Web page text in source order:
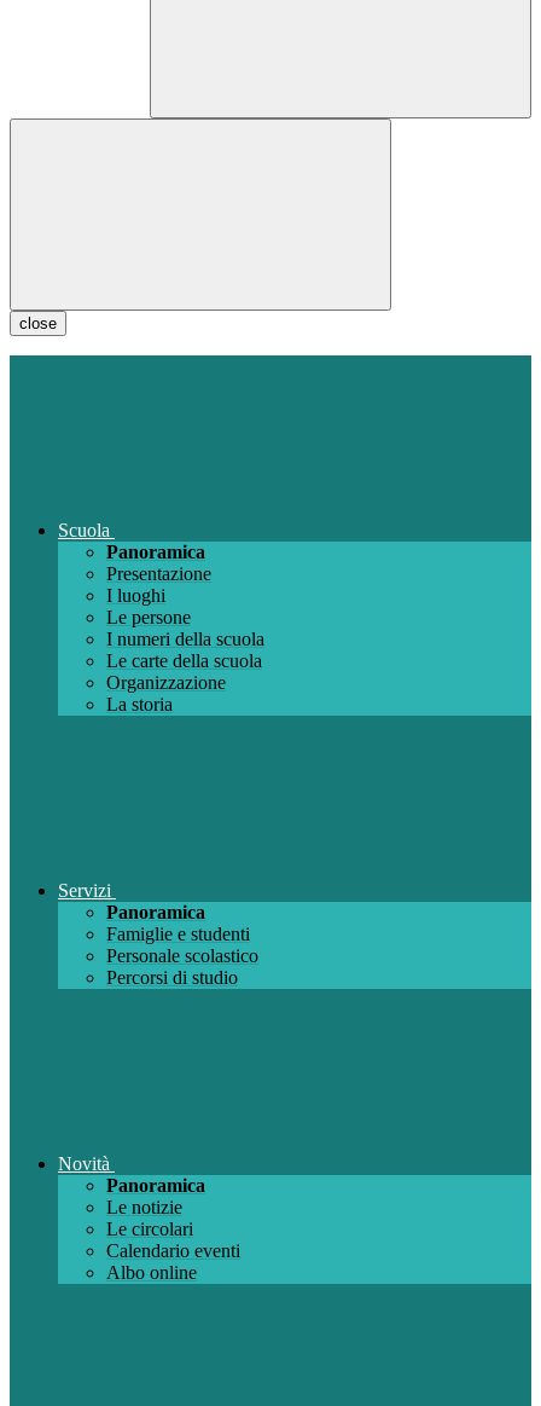
close
Scuola
Panoramica
Presentazione
I luoghi
Le persone
I numeri della scuola
Le carte della scuola
Organizzazione
La storia
Servizi
Panoramica
Famiglie e studenti
Personale scolastico
Percorsi di studio
Novità
Panoramica
Le notizie
Le circolari
Calendario eventi
Albo online